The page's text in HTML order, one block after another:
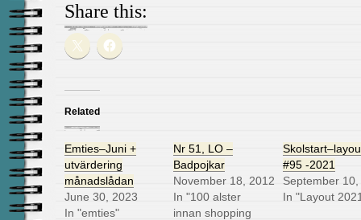
Share this:
Related
Emties–Juni +
utvärdering
månadslådan
June 30, 2023
In "emties"
Nr 51, LO –
Badpojkar
November 18, 2012
In "100 alster
innan shopping
#95 -2021
September 10,
In "Layout